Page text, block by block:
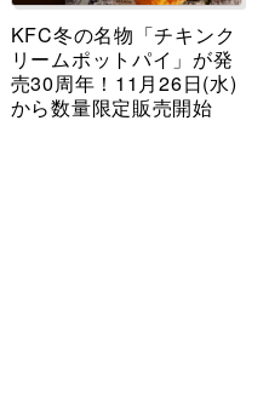
KFC冬の名物「チキンク
リームポットパイ」が発
売30周年！11月26日(水)
から数量限定販売開始